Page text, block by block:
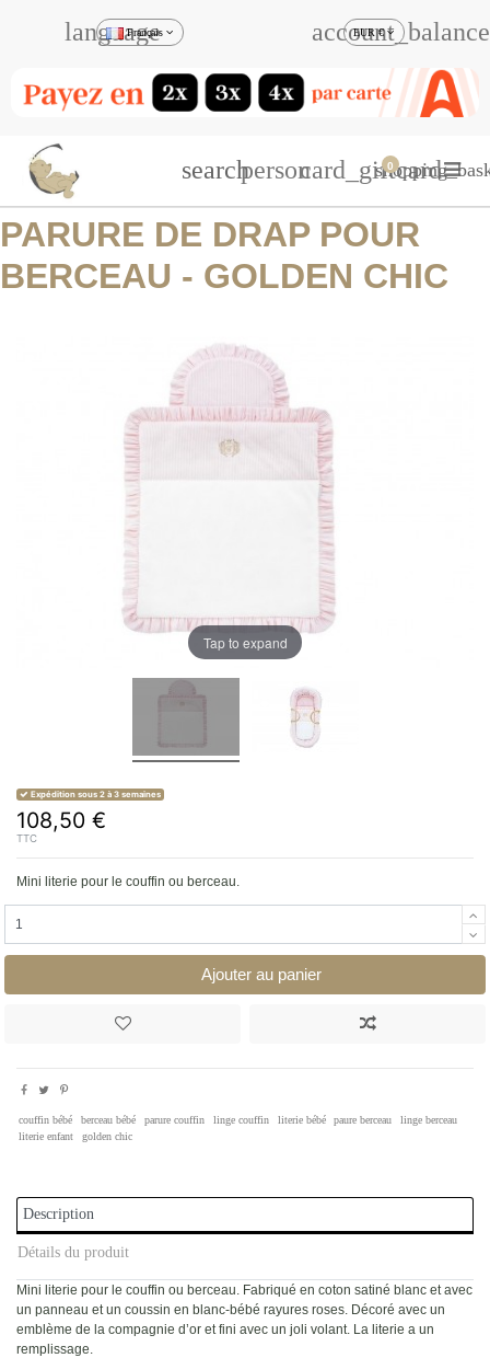
language
Français account_balance
EUR €
searchpersoncard_giftcard
0
PARURE DE DRAP POUR
BERCEAU - GOLDEN CHIC
Tap to expand
Expédition sous 2 à 3 semaines
108,50 €
TTC
Mini literie pour le couffin ou berceau.
Ajouter au panier
couffin bébé berceau bébé parure couffin linge couffin literie bébé paure berceau
linge berceau
literie enfant
golden chic
Description
Détails du produit
Mini literie pour le couffin ou berceau. Fabriqué en coton satiné blanc et avec
un panneau et un coussin en blanc-bébé rayures roses. Décoré avec un
emblème de la compagnie d’or et fini avec un joli volant. La literie a un
remplissage.